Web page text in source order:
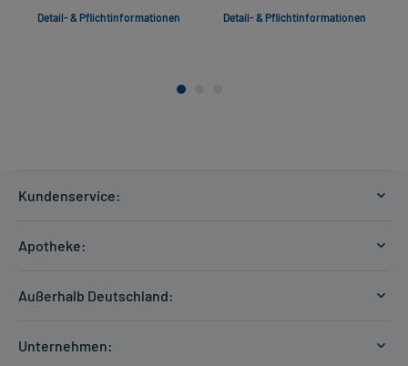
Detail- & Pflichtinformationen Detail- & Pflichtinformationen
Kundenservice:
Hilfe
Apotheke:
Außerhalb Deutschland:
Unternehmen: